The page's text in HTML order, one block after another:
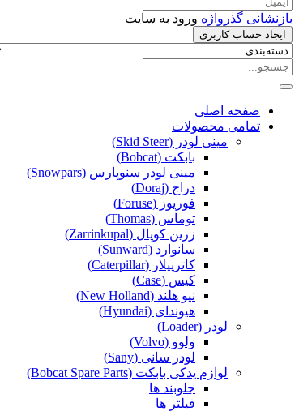
بازنشانی گذرواژه ورود به سایت
ایجاد حساب کاربری
صفحه اصلی
تمامی محصولات
مینی لودر (Skid Steer)
بابکت (Bobcat)
مینی لودر سنوپارس (Snowpars)
دراج (Doraj)
فوریوز (Foruse)
توماس (Thomas)
زرین کوپال (Zarrinkupal)
سانوارد (Sunward)
کاترپیلار (Caterpillar)
کیس (Case)
نیو هلند (New Holland)
هیوندای (Hyundai)
لودر (Loader)
ولوو (Volvo)
لودر سانی (Sany)
لوازم یدکی بابکت (Bobcat Spare Parts)
جلوبند ها
فیلتر ها